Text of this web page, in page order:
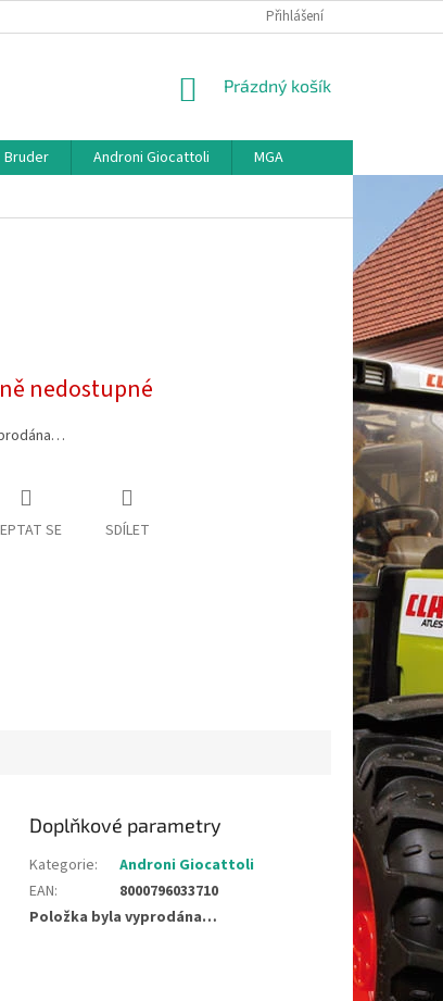
MAPA SERVERU
Přihlášení
NÁKUPNÍ
Prázdný košík
Bruder Androni Giocattoli
MGA
nedostupné
SE SDÍLET
Doplňkové parametry
Kategorie:
Androni Giocattoli
EAN:
8000796033710
Položka byla vyprodána…